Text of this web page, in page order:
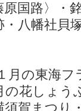
国路〉・
・八幡社貝
月の東海
の花しょ